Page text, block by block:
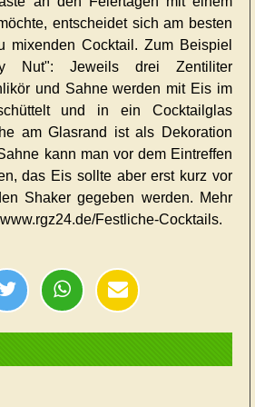
entscheidet sich am besten
mixenden Cocktail. Zum Beispiel
Nut": Jeweils drei Zentiliter
und Sahne werden mit Eis im
und in ein Cocktailglas
am Glasrand ist als Dekoration
kann man vor dem Eintreffen
das Eis sollte aber erst kurz vor
Shaker gegeben werden. Mehr
Festliche-Cocktails.